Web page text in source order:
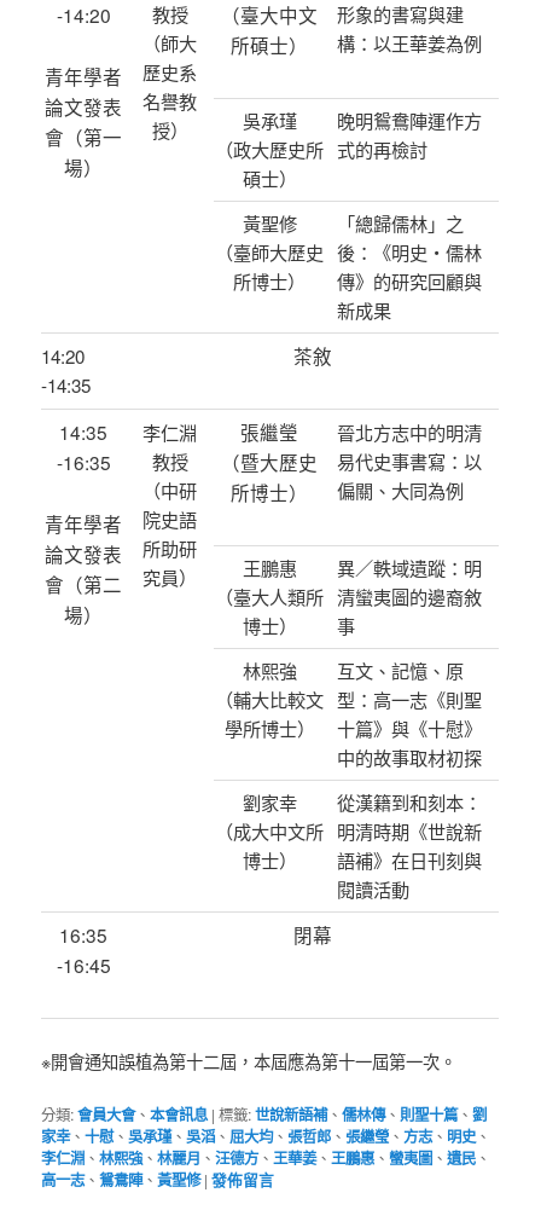
-14:20
青年學者
論文發表
會（第一
場）
教授
（師大
歷史系
名譽教
授）
（臺大中文
所碩士）
形象的書寫與建
構：以王華姜為例
吳承瑾
（政大歷史所
碩士）
晚明鴛鴦陣運作方
式的再檢討
黃聖修
（臺師大歷史
所博士）
「總歸儒林」之
後：《明史‧儒林
傳》的研究回顧與
新成果
14:20
-14:35
茶敘
14:35
-16:35
青年學者
論文發表
會（第二
場）
李仁淵
教授
（中研
院史語
所助研
究員）
張繼瑩
（暨大歷史
所博士）
晉北方志中的明清
易代史事書寫：以
偏關、大同為例
王鵬惠
（臺大人類所
博士）
異／軼域遺蹤：明
清蠻夷圖的邊裔敘
事
林熙強
（輔大比較文
學所博士）
互文、記憶、原
型：高一志《則聖
十篇》與《十慰》
中的故事取材初探
劉家幸
（成大中文所
博士）
從漢籍到和刻本：
明清時期《世說新
語補》在日刊刻與
閱讀活動
16:35
-16:45
閉幕
※開會通知誤植為第十二屆，本屆應為第十一屆第一次。
分類:會員大會、本會訊息 |標籤:世說新語補、儒林傳、 則聖十篇、劉
家幸、十慰、吳承瑾、吳滔 、 屈大均、張哲郎 、張繼瑩 、方志、 明史 、
李仁淵 、林熙強 、林麗月 、汪德方、王華姜、王鵬惠 、蠻夷圖 、遺民 、
高一志、鴛鴦陣、黃聖修 |發佈留言